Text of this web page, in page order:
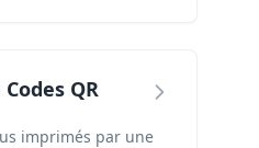
QR
imprimés par une